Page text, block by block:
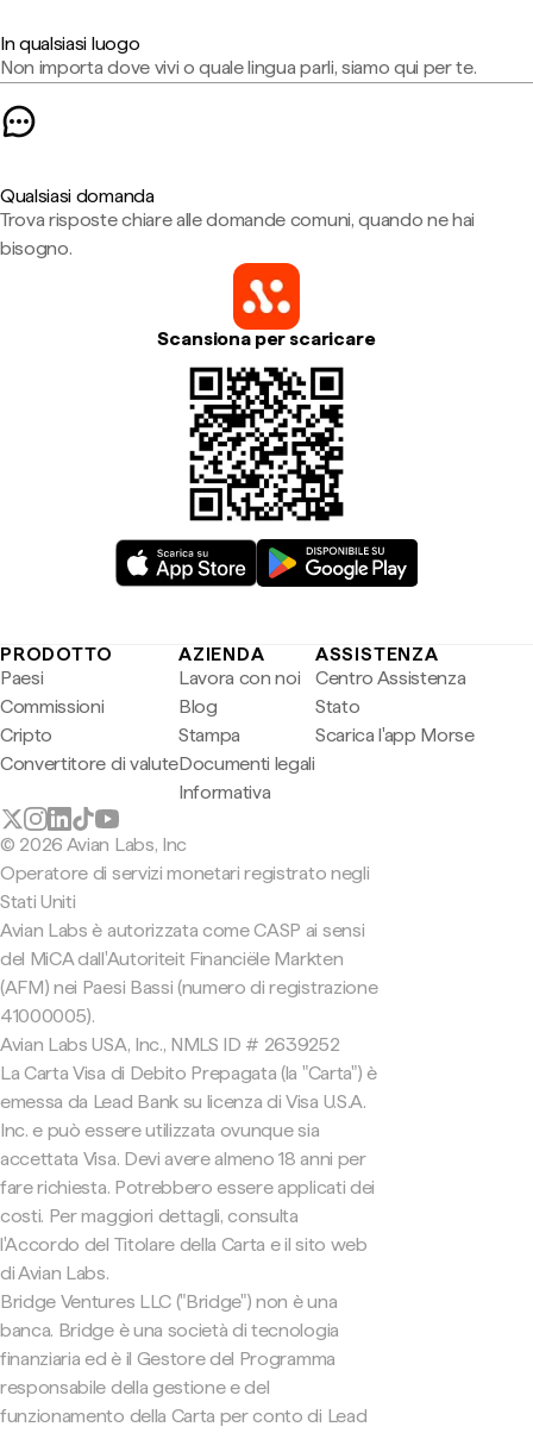
In qualsiasi luogo
Non importa dove vivi o quale lingua parli, siamo qui per te.
Qualsiasi domanda
Trova risposte chiare alle domande comuni, quando ne hai
bisogno.
Scansiona per scaricare
PRODOTTO
Paesi
Commissioni
Cripto
Convertitore di valute
AZIENDA
Lavora con noi
Blog
Stampa
Documenti legali
Informativa
ASSISTENZA
Centro Assistenza
Stato
Scarica l'app Morse
© 2026 Avian Labs, Inc
Operatore di servizi monetari registrato negli
Stati Uniti
Avian Labs è autorizzata come CASP ai sensi
del MiCA dall'Autoriteit Financiële Markten
(AFM) nei Paesi Bassi (numero di registrazione
41000005).
Avian Labs USA, Inc., NMLS ID # 2639252
La Carta Visa di Debito Prepagata (la "Carta") è
emessa da Lead Bank su licenza di Visa U.S.A.
Inc. e può essere utilizzata ovunque sia
accettata Visa. Devi avere almeno 18 anni per
fare richiesta. Potrebbero essere applicati dei
costi. Per maggiori dettagli, consulta
l'Accordo del Titolare della Carta e il sito web
di Avian Labs.
Bridge Ventures LLC ("Bridge") non è una
banca. Bridge è una società di tecnologia
finanziaria ed è il Gestore del Programma
responsabile della gestione e del
funzionamento della Carta per conto di Lead